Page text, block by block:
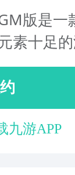
版是一
素十足
九游APP